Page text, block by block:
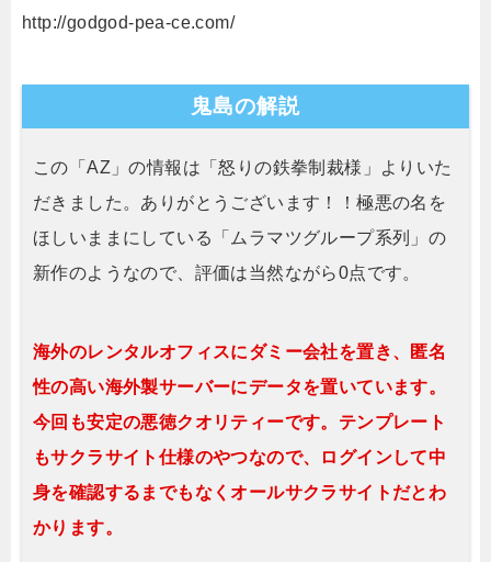
http://godgod-pea-ce.com/
鬼島の解説
この「AZ」の情報は「怒りの鉄拳制裁様」よりいた
だきました。ありがとうございます！！極悪の名を
ほしいままにしている「ムラマツグループ系列」の
新作のようなので、評価は当然ながら0点です。
海外のレンタルオフィスにダミー会社を置き、匿名
性の高い海外製サーバーにデータを置いています。
今回も安定の悪徳クオリティーです。テンプレート
もサクラサイト仕様のやつなので、ログインして中
身を確認するまでもなくオールサクラサイトだとわ
かります。